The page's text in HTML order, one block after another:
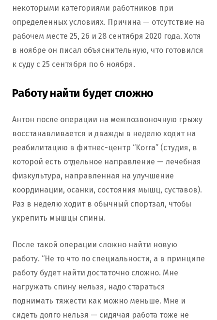
некоторыми категориями работников при
определенных условиях. Причина — отсутствие на
рабочем месте 25, 26 и 28 сентября 2020 года. Хотя
в ноябре он писал объяснительную, что готовился
к суду с 25 сентября по 6 ноября.
Работу найти будет сложно
Антон после операции на межпозвоночную грыжу
восстанавливается и дважды в неделю ходит на
реабилитацию в фитнес-центр “Korra” (студия, в
которой есть отдельное направление — лечебная
физкультура, направленная на улучшение
координации, осанки, состояния мышц, суставов).
Раз в неделю ходит в обычный спортзал, чтобы
укрепить мышцы спины.
После такой операции сложно найти новую
работу. “Не то что по специальности, а в принципе
работу будет найти достаточно сложно. Мне
нагружать спину нельзя, надо стараться
поднимать тяжести как можно меньше. Мне и
сидеть долго нельзя — сидячая работа тоже не